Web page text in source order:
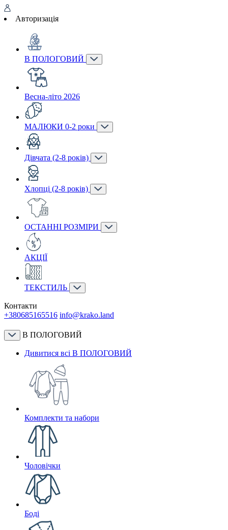
Авторизація
В ПОЛОГОВИЙ
Весна-літо 2026
МАЛЮКИ 0-2 роки
Дівчата (2-8 років)
Хлопці (2-8 років)
ОСТАННІ РОЗМІРИ
АКЦІЇ
ТЕКСТИЛЬ
Контакти
+380685165516 info@krako.land
В ПОЛОГОВИЙ
Дивитися всі В ПОЛОГОВИЙ
Комплекти та набори
Чоловічки
Боді